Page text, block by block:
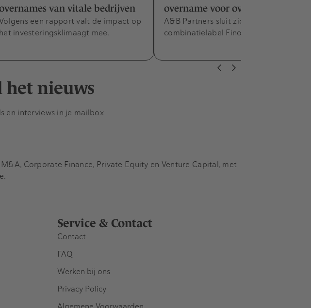
van vitale bedrijven
een rapport valt de impact op
het investeringsklimaagt mee.
overname voor over jaren
A&B Partners sluit zich aan bij
combinatielabel Finovion Premium.
het nieuws
en interviews in je mailbox
Service & Contact
Contact
FAQ
Werken bij ons
Privacy Policy
Corporate Finance, Private Equity en Venture Capital, met